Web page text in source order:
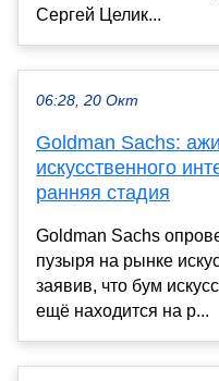
Сергей Целик...
06:28, 20 Окт
Goldman Sachs:
искусственного
ранняя стадия
Goldman Sachs
пузыря на рынке
заявив, что бум
ещё находится на р...